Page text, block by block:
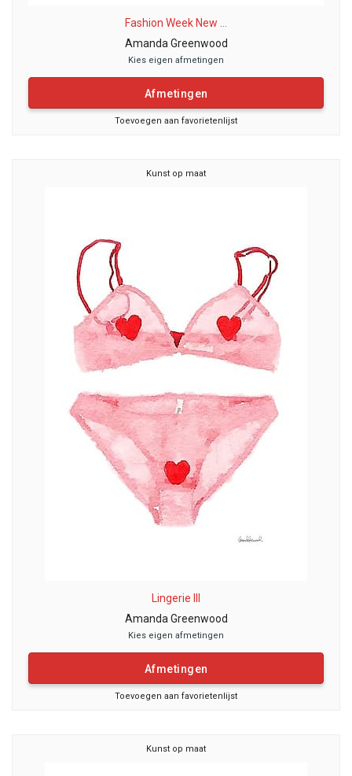
Fashion Week New ...
Amanda Greenwood
Kies eigen afmetingen
Afmetingen
Toevoegen aan favorietenlijst
Kunst op maat
Lingerie III
Amanda Greenwood
Kies eigen afmetingen
Afmetingen
Toevoegen aan favorietenlijst
Kunst op maat